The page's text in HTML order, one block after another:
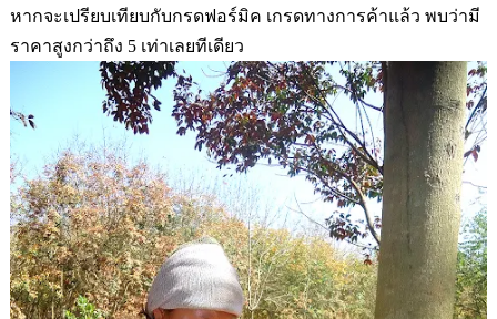
หากจะเปรียบเทียบกับกรดฟอร์มิค เกรดทางการค้าแล้ว พบว่ามี
ราคาสูงกว่าถึง 5 เท่าเลยทีเดียว